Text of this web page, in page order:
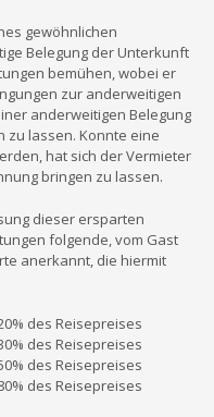
gewöhnlichen
Belegung der Unterkunft
bemühen, wobei er
zur anderweitigen
anderweitigen Belegung
zu lassen. Konnte eine
hat sich der Vermieter
bringen zu lassen.
dieser ersparten
folgende, vom Gast
anerkannt, die hiermit
des Reisepreises
des Reisepreises
des Reisepreises
des Reisepreises